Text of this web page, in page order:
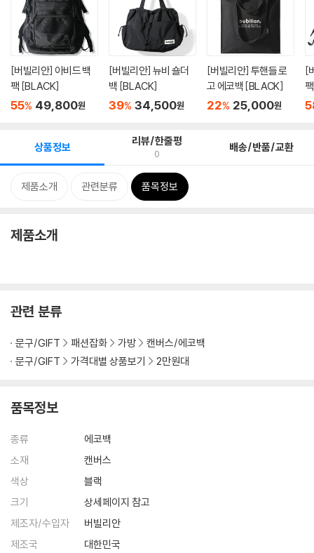
[버빌리안] 아비드 백
팩 [BLACK]
55% 49,800원
[버빌리안] 뉴비 숄더
백 [BLACK]
39% 34,500원
[버빌리안] 투핸들 로
고 에코백 [BLACK]
22% 25,000원
[
상품정보 리뷰/한줄평
0 배송/반품/교환
제품소개 관련분류 품목정보
제품소개
관련 분류
문구/GIFT 패션잡화 가방
캔버스/에코백
문구/GIFT
가격대별 상품보기 2만원대
품목정보
종류
에코백
소재
캔버스
색상
블랙
크기
상세페이지 참고
제조자/수입자
버빌리안
제조국
대한민국